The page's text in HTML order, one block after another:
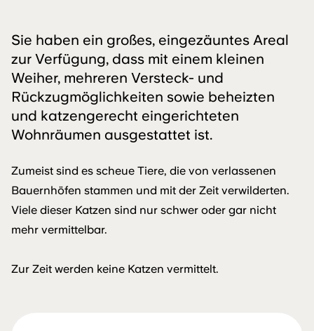
Sie haben ein großes, eingezäuntes Areal
zur Verfügung, dass mit einem kleinen
Weiher, mehreren Versteck- und
Rückzugmöglichkeiten sowie beheizten
und katzengerecht eingerichteten
Wohnräumen ausgestattet ist.
Zumeist sind es scheue Tiere, die von verlassenen
Bauernhöfen stammen und mit der Zeit verwilderten.
Viele dieser Katzen sind nur schwer oder gar nicht
mehr vermittelbar.
Zur Zeit werden keine Katzen vermittelt.